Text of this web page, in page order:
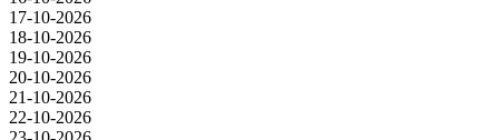
17-10-2026
18-10-2026
19-10-2026
20-10-2026
21-10-2026
22-10-2026